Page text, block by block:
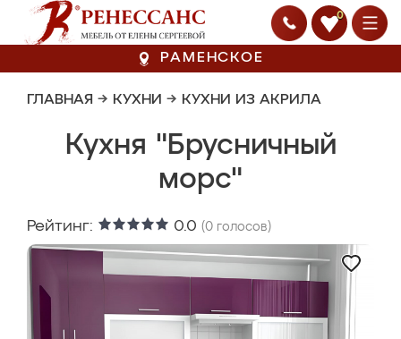
0
РАМЕНСКОЕ
ГЛАВНАЯ → КУХНИ → КУХНИ ИЗ АКРИЛА
Кухня "Брусничный
морс"
Рейтинг: 0.0 (0 голосов)